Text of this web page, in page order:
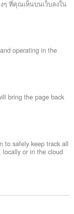
ๆ ที่คุณเห็นบนเว็บลงใน
operating in the
bring the page back
to safely keep track all
or in the cloud